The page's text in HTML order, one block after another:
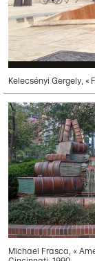
Kelecsényi Gergely, «
Michael Frasca, «